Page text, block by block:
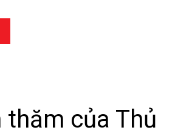
thăm của Thủ